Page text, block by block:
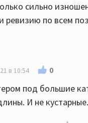
сильно
ревизию по всем
в 10:54 0
под большие
И не кустарные.